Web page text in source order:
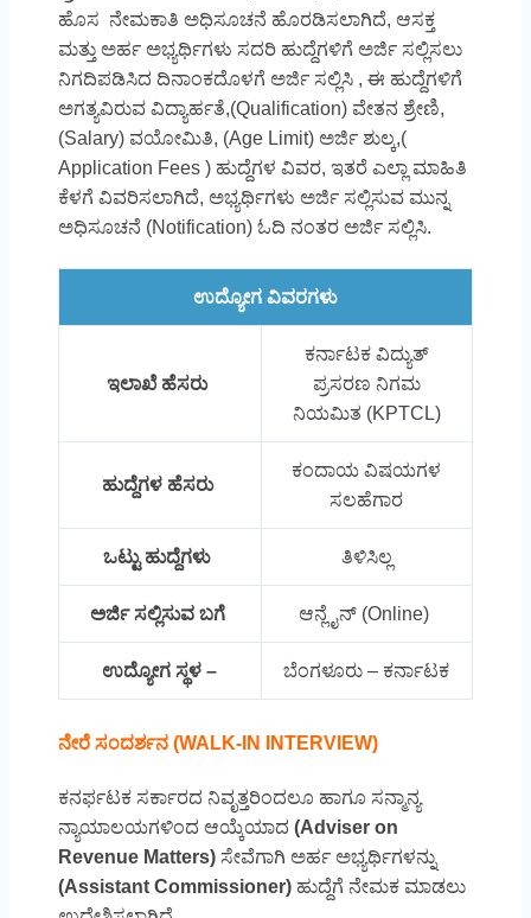
ಹೊಸ ನೇಮಕಾತಿ ಅಧಿಸೂಚನೆ ಹೊರಡಿಸಲಾಗಿದೆ, ಆಸಕ್ತ
ಮತ್ತು ಅರ್ಹ ಅಭ್ಯರ್ಥಿಗಳು ಸದರಿ ಹುದ್ದೆಗಳಿಗೆ ಅರ್ಜಿ ಸಲ್ಲಿಸಲು
ನಿಗದಿಪಡಿಸಿದ ದಿನಾಂಕದೊಳಗೆ ಅರ್ಜಿ ಸಲ್ಲಿಸಿ , ಈ ಹುದ್ದೆಗಳಿಗೆ
ಅಗತ್ಯವಿರುವ ವಿದ್ಯಾರ್ಹತೆ,(Qualification) ವೇತನ ಶ್ರೇಣಿ,
(Salary) ವಯೋಮಿತಿ, (Age Limit) ಅರ್ಜಿ ಶುಲ್ಕ,(
Application Fees ) ಹುದ್ದೆಗಳ ವಿವರ, ಇತರೆ ಎಲ್ಲಾ ಮಾಹಿತಿ
ಕೆಳಗೆ ವಿವರಿಸಲಾಗಿದೆ, ಅಭ್ಯರ್ಥಿಗಳು ಅರ್ಜಿ ಸಲ್ಲಿಸುವ ಮುನ್ನ
ಅಧಿಸೂಚನೆ (Notification) ಓದಿ ನಂತರ ಅರ್ಜಿ ಸಲ್ಲಿಸಿ.
ಉದ್ಯೋಗ ವಿವರಗಳು
ಇಲಾಖೆ ಹೆಸರು
ಕರ್ನಾಟಕ ವಿದ್ಯುತ್
ಪ್ರಸರಣ ನಿಗಮ
ನಿಯಮಿತ (KPTCL)
ಹುದ್ದೆಗಳ ಹೆಸರು
ಕಂದಾಯ ವಿಷಯಗಳ
ಸಲಹೆಗಾರ
ಒಟ್ಟು ಹುದ್ದೆಗಳು ತಿಳಿಸಿಲ್ಲ
ಅರ್ಜಿ ಸಲ್ಲಿಸುವ ಬಗೆ ಆನ್ಲೈನ್ (Online)
ಉದ್ಯೋಗ ಸ್ಥಳ – ಬೆಂಗಳೂರು – ಕರ್ನಾಟಕ
ನೇರೆ ಸಂದರ್ಶನ (WALK-IN INTERVIEW)
ಕನರ್ಫಟಕ ಸರ್ಕಾರದ ನಿವೃತ್ತರಿಂದಲೂ ಹಾಗೂ ಸನ್ಮಾನ್ಯ
ನ್ಯಾಯಾಲಯಗಳಿಂದ ಆಯ್ಕೆಯಾದ (Adviser on
Revenue Matters)ಸೇವೆಗಾಗಿ ಅರ್ಹ ಅಭ್ಯರ್ಥಿಗಳನ್ನು
(Assistant Commissioner)ಹುದ್ದೆಗೆ ನೇಮಕ ಮಾಡಲು